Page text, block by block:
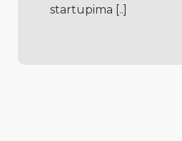
startupima [..]